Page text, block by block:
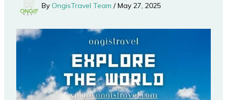
By OngisTravel Team /May 27, 2025